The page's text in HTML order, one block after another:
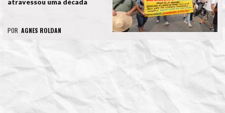
atravessou uma década
POR AGNES ROLDAN